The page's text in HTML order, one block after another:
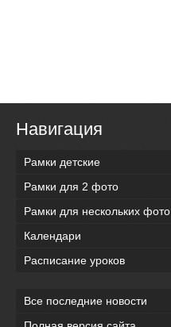
Навигация
Рамки детские
Рамки для 2 фото
Рамки для нескольких фото
Календари
Расписание уроков
Все последние новости